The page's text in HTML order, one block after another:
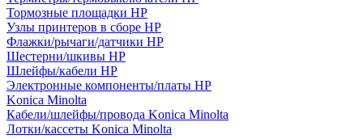
Тормозные площадки HP
Узлы принтеров в сборе HP
Флажки/рычаги/датчики HP
Шестерни/шкивы HP
Шлейфы/кабели HP
Электронные компоненты/платы HP
Konica Minolta
Кабели/шлейфы/провода Konica Minolta
Лотки/кассеты Konica Minolta